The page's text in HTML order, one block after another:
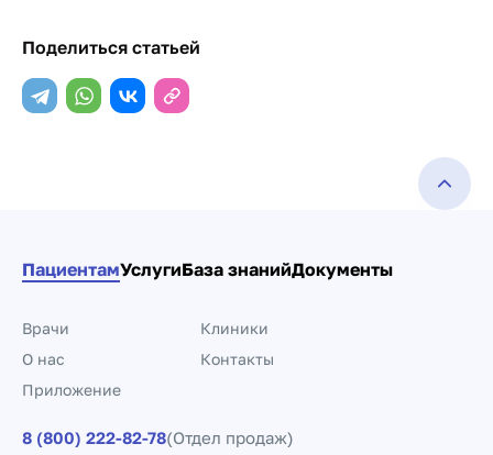
Поделиться статьей
ПациентамУслугиБаза знанийДокументы
Врачи
Клиники
О нас
Контакты
Приложение
8 (800) 222-82-78(Отдел продаж)